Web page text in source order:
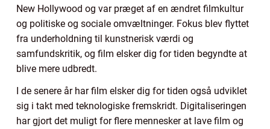
New Hollywood og var præget af en ændret filmkultur
og politiske og sociale omvæltninger. Fokus blev flyttet
fra underholdning til kunstnerisk værdi og
samfundskritik, og film elsker dig for tiden begyndte at
blive mere udbredt.
I de senere år har film elsker dig for tiden også udviklet
sig i takt med teknologiske fremskridt. Digitaliseringen
har gjort det muligt for flere mennesker at lave film og